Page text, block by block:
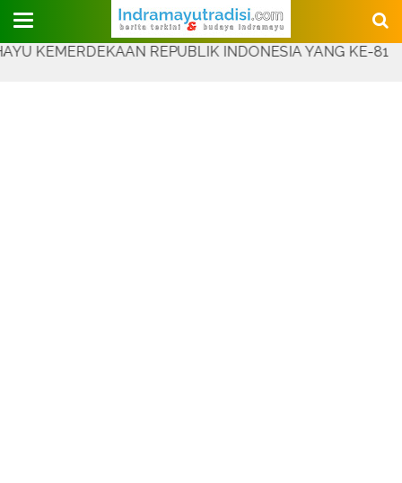
Judul Website
REPUBLIK INDONESIA YANG KE-81